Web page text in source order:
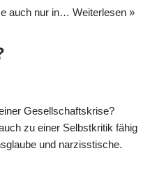
auch nur in… Weiterlesen »
Gesellschaftskrise?
zu einer Selbstkritik fähig
und narzisstische.